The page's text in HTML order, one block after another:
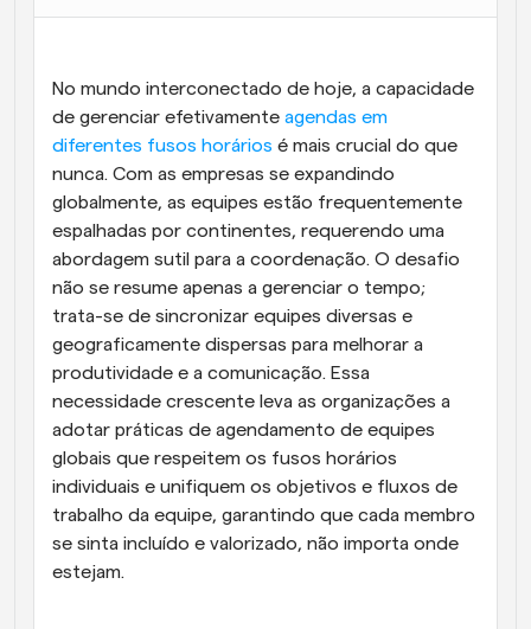
Agendamento potenciado com chamadas
impulsionadas por IA
Blogue
Mantenha-se atualizado com as últimas notícias e
atualizações
Reuniões Instantâneas
Reunião com clientes em minutos
Links de Grupo Dinâmico
Agende reuniões de forma fluida com várias pessoas
Webhooks
Receba notificações quando algo acontecer
No mundo interconectado de hoje, a capacidade
de gerenciar efetivamente agendas em
diferentes fusos horários é mais crucial do que
nunca. Com as empresas se expandindo
globalmente, as equipes estão frequentemente
espalhadas por continentes, requerendo uma
abordagem sutil para a coordenação. O desafio
não se resume apenas a gerenciar o tempo;
trata-se de sincronizar equipes diversas e
geograficamente dispersas para melhorar a
produtividade e a comunicação. Essa
necessidade crescente leva as organizações a
adotar práticas de agendamento de equipes
globais que respeitem os fusos horários
individuais e unifiquem os objetivos e fluxos de
trabalho da equipe, garantindo que cada membro
se sinta incluído e valorizado, não importa onde
estejam.